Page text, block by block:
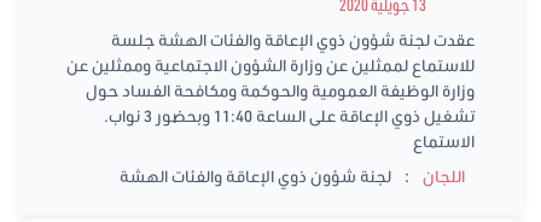
عقدت لجنة شؤون ذوي الإعاقة والفئات الهشة جلسة
للاستماع لممثلين عن وزارة الشؤون الاجتماعية وممثلين عن
وزارة الوظيفة العمومية والحوكمة ومكافحة الفساد حول
تشغيل ذوي الإعاقة على الساعة 11:40 وبحضور 3 نواب.
الاستماع
اللجان : لجنة شؤون ذوي الإعاقة والفئات الهشة